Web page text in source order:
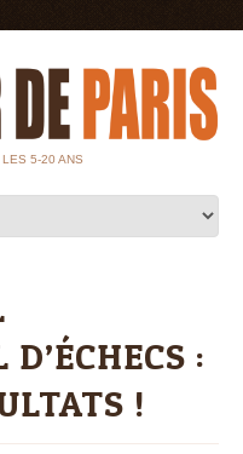
5-20 ANS
:
!